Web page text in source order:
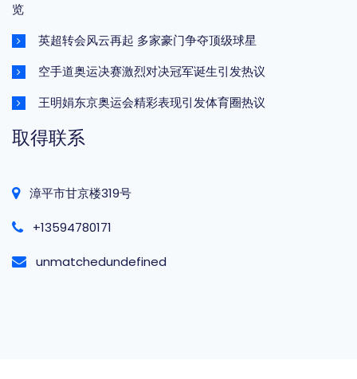
览
英超转会风云再起 多家豪门争夺顶级球星
空手道奥运决赛激烈对决冠军诞生引发热议
王明娟东京奥运会精彩表现引发体育圈热议
取得联系
漳平市甘京楼319号
+13594780171
unmatchedundefined